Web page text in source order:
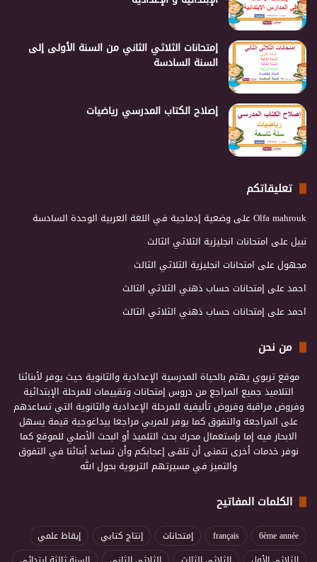
إمتحانات الثلاثي الثاني من السنة الأولى إلى
السنة السادسة
إصلاح الكتاب المدرسي رياضيات
تعليقاتكم
Olfa mahroukعلى وضعية إدماجية في اللغة العربية الوحدة السادسة
نبيلعلى امتحانات انجليزية الثلاثي الثالث
مجهولعلى امتحانات انجليزية الثلاثي الثالث
احمدعلى إمتحانات حساب ذهني الثلاثي الثالث
احمدعلى إمتحانات حساب ذهني الثلاثي الثالث
من نحن
موقع تربوي يهتم بالحياة المدرسية الإعدادية والثانوية حيث يوفر لأبنائنا
التلاميذ جميع المراجع من دروس إمتحانات وتقييمات للمرحلة الإبتدائية
وفروض مراقبة وفروض تأليفية للمرحلة الإعدادية والثانوية التي تساعدهم
على المراجعة والتفوق كما يوفر للمربي مراجعا بيداغوجية قيمة يسهل
الابحار فيه إما بإستعمال محرك بحث التلميذ أو البحث الأصلي للموقع كما
نوفر خدمات أخرى نتمنى أن تلقى إعجابكم وأن تساعد أبنائنا في التفوق
والتميز في مسيرتهم التربوية بحول الله
الكلمات المفاتيح
6ème année
français إمتحانات إنتاج كتابي
إيقاظ علمي